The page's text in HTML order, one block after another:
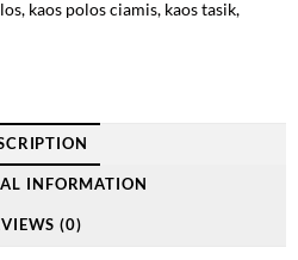
, kaos polos ciamis, kaos tasik,
INFORMATION
(0)